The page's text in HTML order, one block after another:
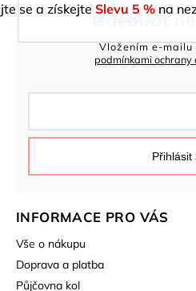
se a získejte Slevu 5 % na
INFORMACE PRO VÁS
Vše o nákupu
Doprava a platba
Půjčovna kol
Odebírat
Vložením e-mailu
podmínkami ochrany
Přihlásit